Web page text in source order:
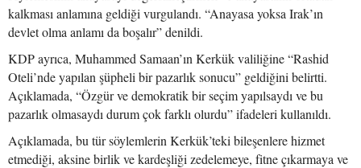
kalkması anlamına geldiği vurgulandı. “Anayasa yoksa Irak’ın
devlet olma anlamı da boşalır” denildi.
KDP ayrıca, Muhammed Samaan’ın Kerkük valiliğine “Rashid
Oteli’nde yapılan şüpheli bir pazarlık sonucu” geldiğini belirtti.
Açıklamada, “Özgür ve demokratik bir seçim yapılsaydı ve bu
pazarlık olmasaydı durum çok farklı olurdu” ifadeleri kullanıldı.
Açıklamada, bu tür söylemlerin Kerkük’teki bileşenlere hizmet
etmediği, aksine birlik ve kardeşliği zedelemeye, fitne çıkarmaya ve